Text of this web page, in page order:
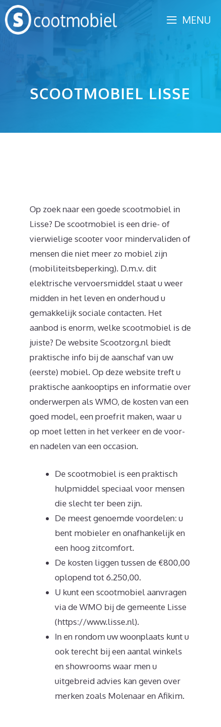
Spring
naar
inhoud
MENU
SCOOTMOBIEL LISSE
Op zoek naar een goede scootmobiel in
Lisse? De scootmobiel is een drie- of
vierwielige scooter voor mindervaliden of
mensen die niet meer zo mobiel zijn
(mobiliteitsbeperking). D.m.v. dit
elektrische vervoersmiddel staat u weer
midden in het leven en onderhoud u
gemakkelijk sociale contacten. Het
aanbod is enorm, welke scootmobiel is de
juiste? De website Scootzorg.nl biedt
praktische info bij de aanschaf van uw
(eerste) mobiel. Op deze website treft u
praktische aankooptips en informatie over
onderwerpen als WMO, de kosten van een
goed model, een proefrit maken, waar u
op moet letten in het verkeer en de voor-
en nadelen van een occasion.
De scootmobiel is een praktisch
hulpmiddel speciaal voor mensen
die slecht ter been zijn.
De meest genoemde voordelen: u
bent mobieler en onafhankelijk en
een hoog zitcomfort.
De kosten liggen tussen de €800,00
oplopend tot 6.250,00.
U kunt een scootmobiel aanvragen
via de WMO bij de gemeente Lisse
(https://www.lisse.nl).
In en rondom uw woonplaats kunt u
ook terecht bij een aantal winkels
en showrooms waar men u
uitgebreid advies kan geven over
merken zoals Molenaar en Afikim.